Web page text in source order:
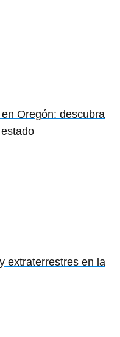
Oregón: descubra
extraterrestres en la